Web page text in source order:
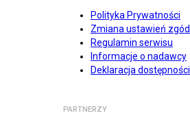
Polityka Prywatności
Zmiana ustawień zgód
Regulamin serwisu
Informacje o nadawcy
Deklaracja dostępności
PARTNERZY